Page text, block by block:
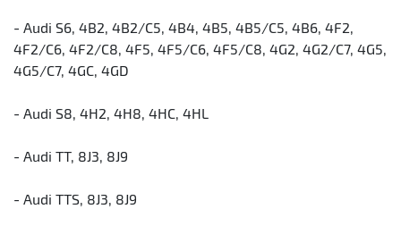
- Audi S6, 4B2, 4B2/C5, 4B4, 4B5, 4B5/C5, 4B6, 4F2,
4F2/C6, 4F2/C8, 4F5, 4F5/C6, 4F5/C8, 4G2, 4G2/C7, 4G5,
4G5/C7, 4GC, 4GD
- Audi S8, 4H2, 4H8, 4HC, 4HL
- Audi TT, 8J3, 8J9
- Audi TTS, 8J3, 8J9